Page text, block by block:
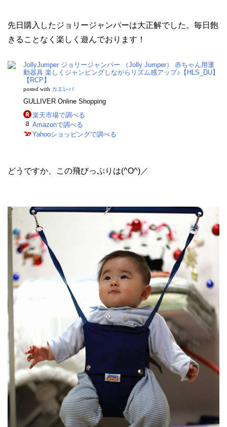
先日購入したジョリージャンパーは大正解でした。毎日飽
きることなく楽しく遊んでおります！
JollyJumper ジョリージャンパー （Jolly Jumper） 赤ちゃん用運
動器具 楽しくジャンピングしながらリズム感アップ♪【HLS_DU】
【RCP】
posted with カエレバ
GULLIVER Online Shopping
楽天市場で調べる
Amazonで調べる
Yahooショッピングで調べる
どうですか、この飛びっぷりは(^O^)／